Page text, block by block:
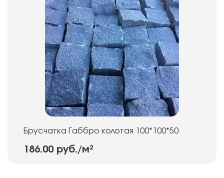
Брусчатка Габбро колотая 100*100*50
186.00 руб./м²